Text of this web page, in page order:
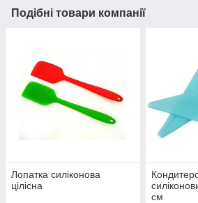
Подібні товари компанії
Лопатка силіконова
цілісна
см